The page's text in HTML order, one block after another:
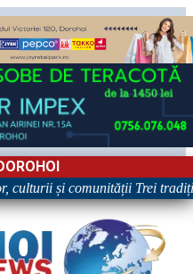
și comunității Trei